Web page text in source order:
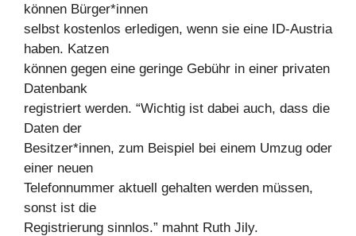
können Bürger*innen
selbst kostenlos erledigen, wenn sie eine ID-Austria
haben. Katzen
können gegen eine geringe Gebühr in einer privaten
Datenbank
registriert werden. “Wichtig ist dabei auch, dass die
Daten der
Besitzer*innen, zum Beispiel bei einem Umzug oder
einer neuen
Telefonnummer aktuell gehalten werden müssen,
sonst ist die
Registrierung sinnlos.” mahnt Ruth Jily.